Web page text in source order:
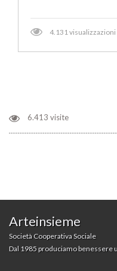
4.131 visualizzazioni
6.413 visite
Arteinsieme
Società Cooperativa Sociale
Dal 1985 produciamo benessere